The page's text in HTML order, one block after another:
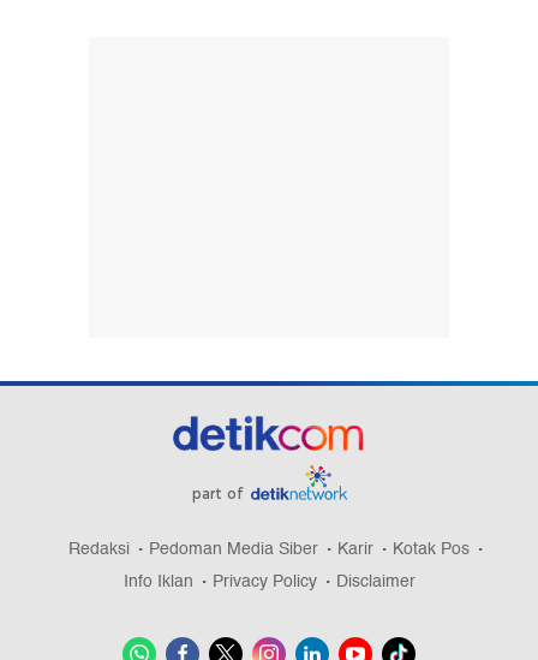
part of
Redaksi Pedoman Media Siber Karir
Kotak Pos
Info Iklan
Privacy Policy Disclaimer